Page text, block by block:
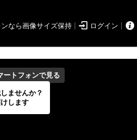
なら画像サイズ保持  ログイン 
ートフォンで見る
ませんか？
します